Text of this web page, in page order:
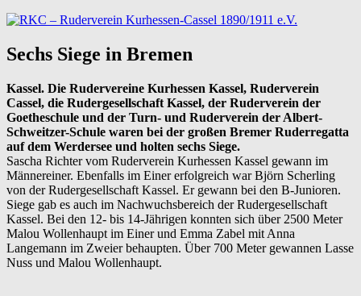
Sechs Siege in Bremen
Kassel. Die Rudervereine Kurhessen Kassel, Ruderverein
Cassel, die Rudergesellschaft Kassel, der Ruderverein der
Goetheschule und der Turn- und Ruderverein der Albert-
Schweitzer-Schule waren bei der großen Bremer Ruderregatta
auf dem Werdersee und holten sechs Siege.
Sascha Richter vom Ruderverein Kurhessen Kassel gewann im
Männereiner. Ebenfalls im Einer erfolgreich war Björn Scherling
von der Rudergesellschaft Kassel. Er gewann bei den B-Junioren.
Siege gab es auch im Nachwuchsbereich der Rudergesellschaft
Kassel. Bei den 12- bis 14-Jährigen konnten sich über 2500 Meter
Malou Wollenhaupt im Einer und Emma Zabel mit Anna
Langemann im Zweier behaupten. Über 700 Meter gewannen Lasse
Nuss und Malou Wollenhaupt.